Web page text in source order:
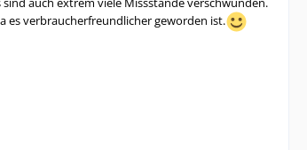
es verbraucherfreundlicher geworden ist.